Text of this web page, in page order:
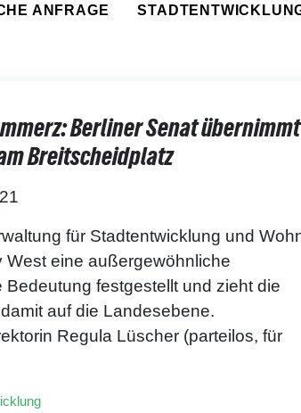
ANFRAGE
Berliner Senat übernimmt
Breitscheidplatz
für Stadtentwicklung und
West eine außergewöhnliche
Bedeutung festgestellt und zieht die
auf die Landesebene.
Regula Lüscher (parteilos, für